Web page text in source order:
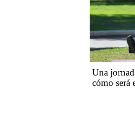
Una
cómo será